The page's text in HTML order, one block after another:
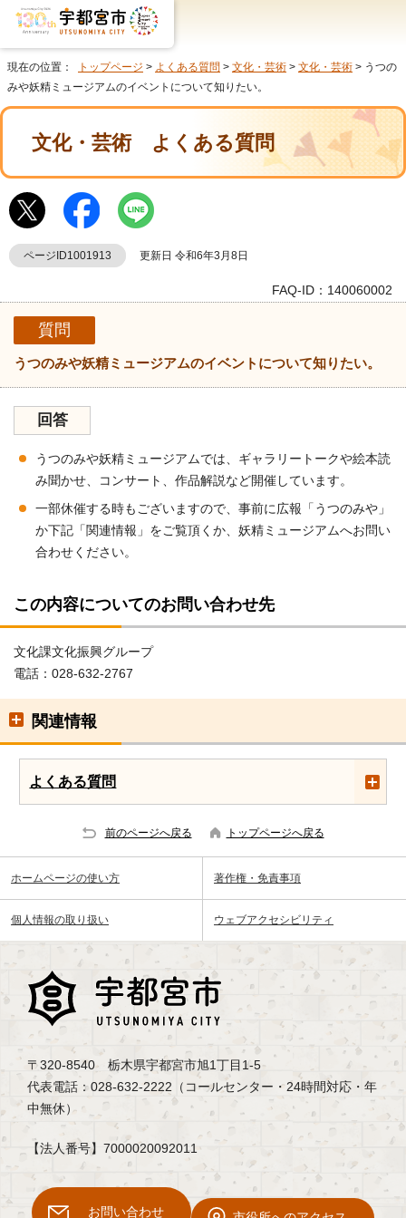
現在の位置： トップページ > よくある質問 > 文化・芸術 > 文化・芸術 > うつの
みや妖精ミュージアムのイベントについて知りたい。
文化・芸術よくある質問
ページID1001913 更新日 令和6年3月8日
FAQ-ID：140060002
質問
うつのみや妖精ミュージアムのイベントについて知りたい。
回答
うつのみや妖精ミュージアムでは、ギャラリートークや絵本読
み聞かせ、コンサート、作品解説など開催しています。
一部休催する時もございますので、事前に広報「うつのみや」
か下記「関連情報」をご覧頂くか、妖精ミュージアムへお問い
合わせください。
この内容についてのお問い合わせ先
文化課文化振興グループ
電話：028-632-2767
関連情報
よくある質問
前のページへ戻る トップページへ戻る
ホームページの使い方 著作権・免責事項
個人情報の取り扱い ウェブアクセシビリティ
〒320-8540 栃木県宇都宮市旭1丁目1-5
代表電話：028-632-2222（コールセンター・24時間対応・年
中無休）
【法人番号】7000020092011
お問い合わせ